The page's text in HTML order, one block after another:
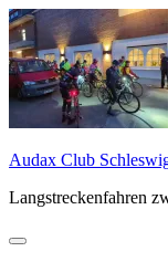
Zum
Inhalt
springen
Audax Club
Langstreckenfahren
Primäres